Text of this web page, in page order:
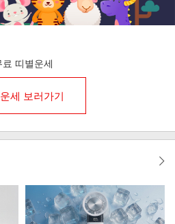
띠별운세
세 보러가기